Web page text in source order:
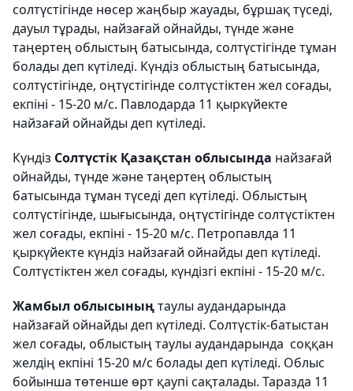
солтүстігінде нөсер жаңбыр жауады, бұршақ түседі,
дауыл тұрады, найзағай ойнайды, түнде және
таңертең облыстың батысында, солтүстігінде тұман
болады деп күтіледі. Күндіз облыстың батысында,
солтүстігінде, оңтүстігінде солтүстіктен жел соғады,
екпіні - 15-20 м/с. Павлодарда 11 қыркүйекте
найзағай ойнайды деп күтіледі.
Күндіз Солтүстік Қазақстан облысында найзағай
ойнайды, түнде және таңертең облыстың
батысында тұман түседі деп күтіледі. Облыстың
солтүстігінде, шығысында, оңтүстігінде солтүстіктен
жел соғады, екпіні - 15-20 м/с. Петропавлда 11
қыркүйекте күндіз найзағай ойнайды деп күтіледі.
Солтүстіктен жел соғады, күндізгі екпіні - 15-20 м/с.
Жамбыл облысыныңтаулы аудандарында
найзағай ойнайды деп күтіледі. Солтүстік-батыстан
жел соғады, облыстың таулы аудандарында соққан
желдің екпіні 15-20 м/с болады деп күтіледі. Облыс
бойынша төтенше өрт қаупі сақталады. Таразда 11